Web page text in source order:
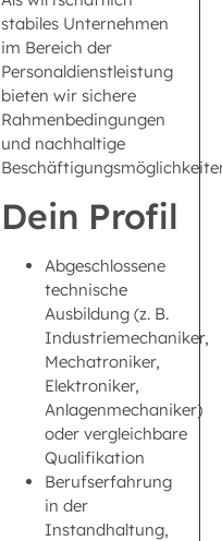
stabiles Unternehmen
im Bereich der
Personaldienstleistung
bieten wir sichere
Rahmenbedingungen
und nachhaltige
Dein Profil
Abgeschlossene
technische
Ausbildung (z. B.
Industriemechaniker,
Mechatroniker,
Elektroniker,
Anlagenmechaniker)
oder vergleichbare
Qualifikation
Berufserfahrung
in der
Instandhaltung,